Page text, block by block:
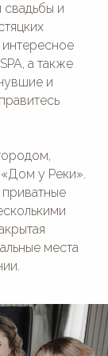
свадьбы и
а также
и
у Реки».
места